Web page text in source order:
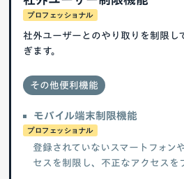
プロフェッショナル
社外ユーザーとのやり取りを制限し
ぎます。
その他便利機能
モバイル端末制限機能
プロフェッショナル
登録されていないスマートフォン
セスを制限し、不正なアクセスを